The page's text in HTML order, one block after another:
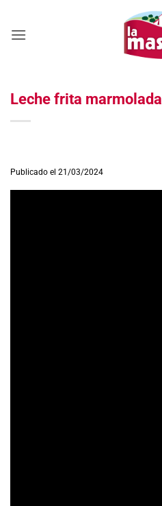
contenido
Leche frita marmolada
Publicado el 21/03/2024